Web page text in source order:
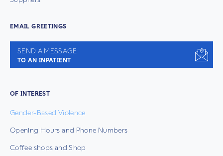
EMAIL GREETINGS
SEND A MESSAGE
TO AN INPATIENT
OF INTEREST
Gender-Based Violence
Opening Hours and Phone Numbers
Coffee shops and Shop